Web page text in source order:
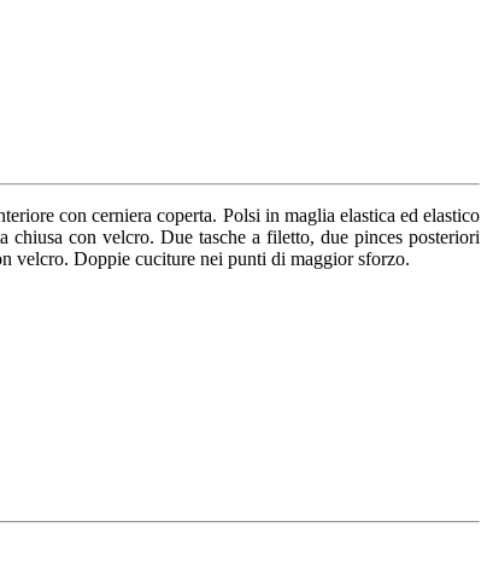
con cerniera coperta. Polsi in maglia elastica ed elastico
con velcro. Due tasche a filetto, due pinces posteriori
velcro. Doppie cuciture nei punti di maggior sforzo.